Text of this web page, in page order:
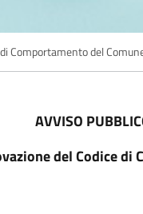
Comportamento del
AVVISO
del Codice di